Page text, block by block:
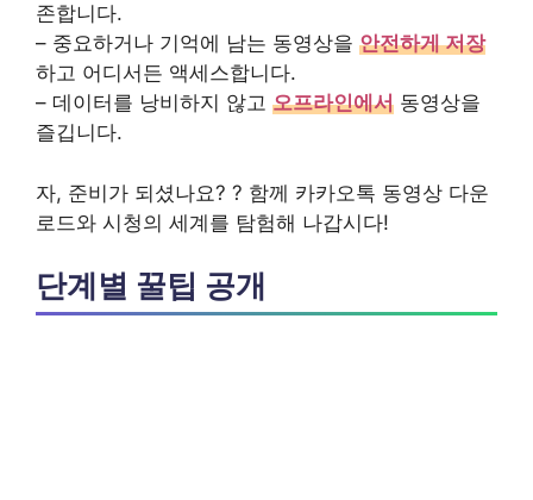
존합니다.
– 중요하거나 기억에 남는 동영상을 안전하게 저장
하고 어디서든 액세스합니다.
– 데이터를 낭비하지 않고 오프라인에서 동영상을
즐깁니다.
자, 준비가 되셨나요? ? 함께 카카오톡 동영상 다운
로드와 시청의 세계를 탐험해 나갑시다!
단계별 꿀팁 공개